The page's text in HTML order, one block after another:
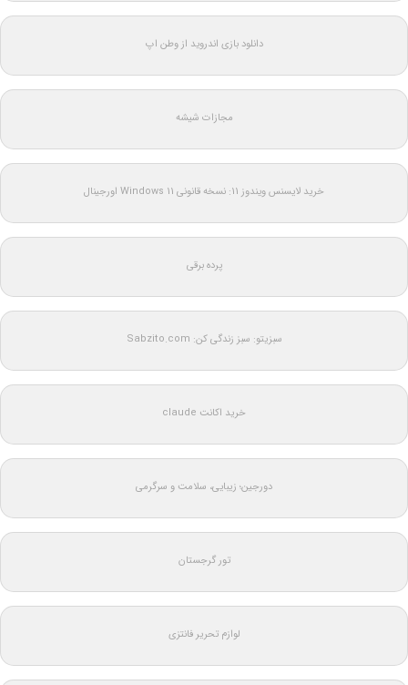
دانلود بازی اندروید از وطن اپ
مجازات شیشه
خرید لایسنس ویندوز 11: نسخه قانونی Windows 11 اورجینال
پرده برقی
سبزیتو: سبز زندگی کن: Sabzito.com
خرید اکانت claude
دورجین؛ زیبایی، سلامت و سرگرمی
تور گرجستان
لوازم تحریر فانتزی